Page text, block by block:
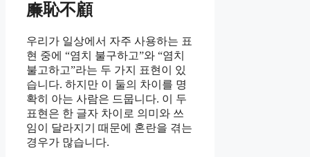
廉恥不顧
우리가 일상에서 자주 사용하는 표
현 중에 “염치 불구하고”와 “염치
불고하고”라는 두 가지 표현이 있
습니다. 하지만 이 둘의 차이를 명
확히 아는 사람은 드뭅니다. 이 두
표현은 한 글자 차이로 의미와 쓰
임이 달라지기 때문에 혼란을 겪는
경우가 많습니다.